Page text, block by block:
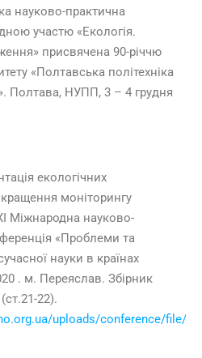
науково-практична
участю «Екологія.
присвячена 90-річчю
«Полтавська політехніка
Полтава, НУПП, 3 – 4 грудня
екологічних
моніторингу
Міжнародна науково-
«Проблеми та
науки в країнах
. м. Переяслав. Збірник
22).
uploads/conference/file/